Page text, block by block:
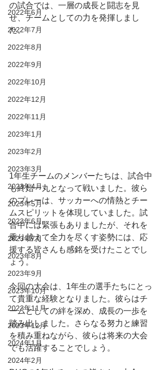
2022年6月
2022年7月
2022年8月
2022年9月
2022年10月
2022年12月
2022年11月
2023年1月
2023年2月
2023年3月
2023年4月
2023年5月
2023年6月
2023年7月
2023年8月
2023年9月
2023年10月
2023年11月
2023年12月
2024年1月
2024年2月
の試合では、一層の成長と闘志を見
せ、チームとしての力を発揮しまし
た。
1年生チームのメンバーたちは、試合中
も終始一丸となって戦いました。彼ら
のプレーは、サッカーへの情熱とチー
ムスピリットを体現していました。試
合中には緊張もありましたが、それを
乗り越えて全力を尽くす姿勢には、応
援する皆さんも感銘を受けたことでし
ょう。
今回の大会は、1年生の選手たちにとっ
て貴重な経験となりました。彼らはチ
ームとしての絆を深め、成長の一歩を
踏み出しました。さらなる努力と練習
を積み重ねながら、彼らは将来の大会
でも活躍することでしょう。